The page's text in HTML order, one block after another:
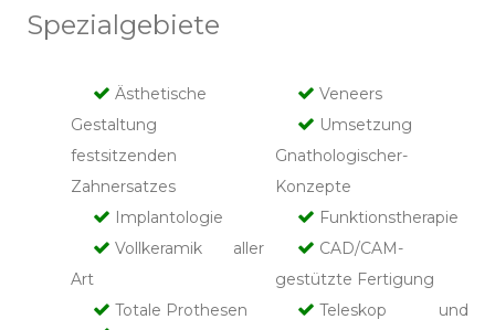
Spezialgebiete
Ästhetische
Gestaltung
festsitzenden
Zahnersatzes
Implantologie
Vollkeramik aller
Art
Totale Prothesen
Veneers
Umsetzung
Gnathologischer-
Konzepte
Funktionstherapie
CAD/CAM-
gestützte Fertigung
Teleskop und